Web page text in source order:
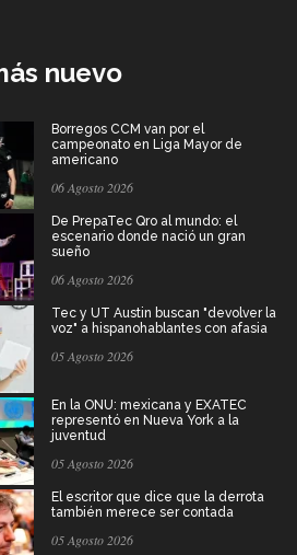
nuevo
Borregos CCM van por el
campeonato en Liga Mayor de
americano
06 Agosto 2026
De PrepaTec Qro al mundo: el
escenario donde nació un gran
sueño
06 Agosto 2026
Tec y UT Austin buscan "devolver la
voz" a hispanohablantes con afasia
05 Agosto 2026
En la ONU: mexicana y EXATEC
representó en Nueva York a la
juventud
05 Agosto 2026
El escritor que dice que la derrota
también merece ser contada
05 Agosto 2026